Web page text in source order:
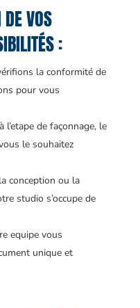
VOS
:
la conformité de
pour vous
de façonnage, le
le souhaitez
conception ou la
studio s’occupe de
equipe vous
unique et